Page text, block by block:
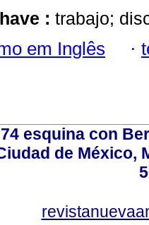
: trabajo;
em Inglês ·
esquina con
de México,